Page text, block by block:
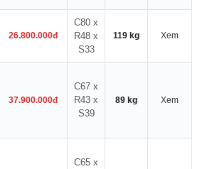
26.800.000đ
C80 x
R48 x
S33
119 kg Xem
37.900.000đ
C67 x
R43 x
S39
89 kg Xem
C65 x